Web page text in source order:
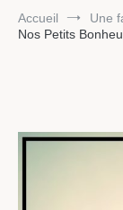
Accueil
Une
Nos Petits